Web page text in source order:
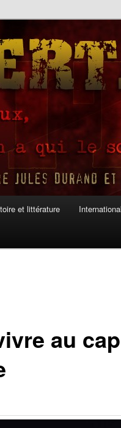
et littérature International
au